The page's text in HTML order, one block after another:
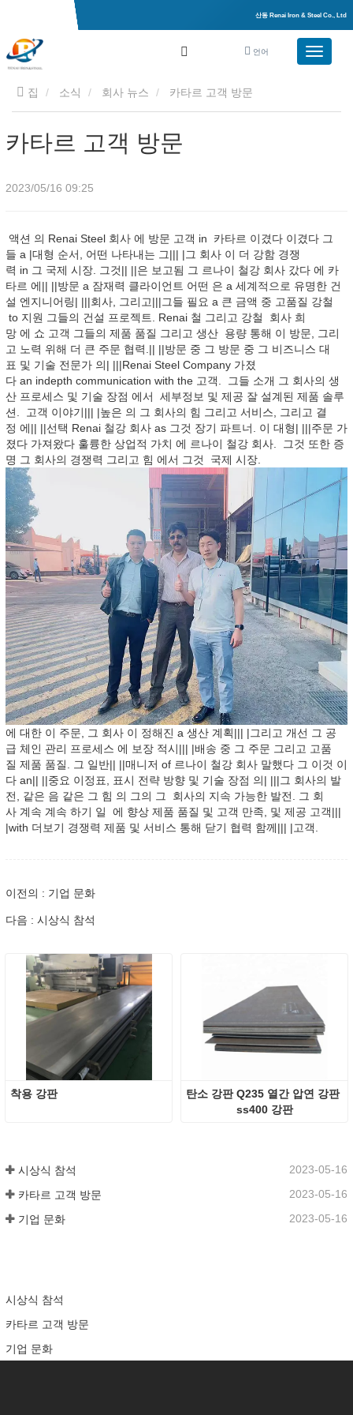
산동 Renai Iron & Steel Co., Ltd
언어
집 소식 회사 뉴스 카타르 고객 방문
카타르 고객 방문
2023/05/16 09:25
액션 의 Renai Steel 회사 에 방문 고객 in 카타르 이겼다 이겼다 그
들 a |대형 순서, 어떤 나타내는 그||| |그 회사 이 더 강함 경쟁
력 in 그 국제 시장. 그것|| ||은 보고됨 그 르나이 철강 회사 갔다 에 카
타르 에|| ||방문 a 잠재력 클라이언트 어떤 은 a 세계적으로 유명한 건
설 엔지니어링| |||회사, 그리고|||그들 필요 a 큰 금액 중 고품질 강철
to 지원 그들의 건설 프로젝트. Renai 철 그리고 강철 회사 희
망 에 쇼 고객 그들의 제품 품질 그리고 생산 용량 통해 이 방문, 그리
고 노력 위해 더 큰 주문 협력.|| ||방문 중 그 방문 중 그 비즈니스 대
표 및 기술 전문가 의| |||Renai Steel Company 가졌
다 an indepth communication with the 고객. 그들 소개 그 회사의 생
산 프로세스 및 기술 장점 에서 세부정보 및 제공 잘 설계된 제품 솔루
션. 고객 이야기||| |높은 의 그 회사의 힘 그리고 서비스, 그리고 결
정 에|| ||선택 Renai 철강 회사 as 그것 장기 파트너. 이 대형| |||주문 가
졌다 가져왔다 훌륭한 상업적 가치 에 르나이 철강 회사. 그것 또한 증
명 그 회사의 경쟁력 그리고 힘 에서 그것 국제 시장.
에 대한 이 주문, 그 회사 이 정해진 a 생산 계획||| |그리고 개선 그 공
급 체인 관리 프로세스 에 보장 적시||| |배송 중 그 주문 그리고 고품
질 제품 품질. 그 일반|| ||매니저 of 르나이 철강 회사 말했다 그 이것 이
다 an|| ||중요 이정표, 표시 전략 방향 및 기술 장점 의| |||그 회사의 발
전, 같은 음 같은 그 힘 의 그의 그 회사의 지속 가능한 발전. 그 회
사 계속 계속 하기 일 에 향상 제품 품질 및 고객 만족, 및 제공 고객|||
|with 더보기 경쟁력 제품 및 서비스 통해 닫기 협력 함께||| |고객.
이전의 : 기업 문화
다음 : 시상식 참석
착용 강판
탄소 강판 Q235 열간 압연 강판
ss400 강판
시상식 참석 2023-05-16
카타르 고객 방문 2023-05-16
기업 문화 2023-05-16
시상식 참석
카타르 고객 방문
기업 문화